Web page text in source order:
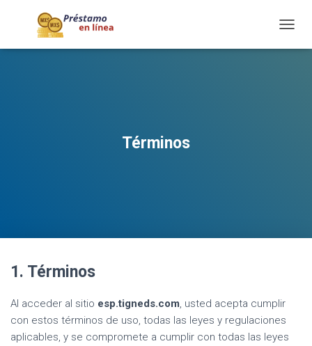
O
Términos
1. Términos
Al acceder al sitio esp.tigneds.com, usted acepta cumplir
con estos términos de uso, todas las leyes y regulaciones
aplicables, y se compromete a cumplir con todas las leyes